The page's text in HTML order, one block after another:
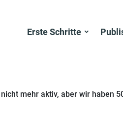
Erste Schritte
mehr aktiv, aber wir haben